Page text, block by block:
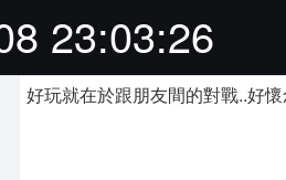
23:03:26
好玩就在於跟朋友間的對戰..好